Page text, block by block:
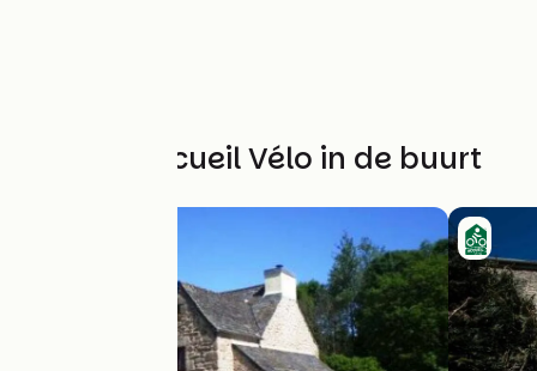
Andere Accueil Vélo in de buurt